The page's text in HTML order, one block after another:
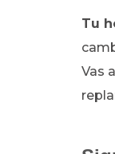
Tu
Vas